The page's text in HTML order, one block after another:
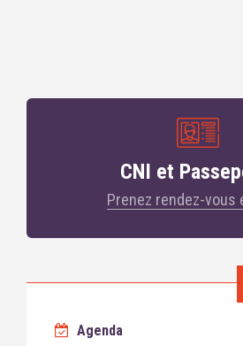
CNI et
Prenez rendez-vous
Agenda